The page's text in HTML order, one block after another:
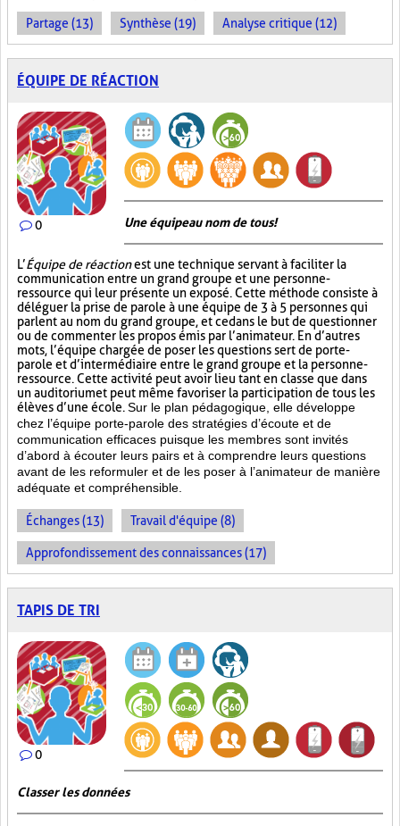
Partage (13) Synthèse (19) Analyse critique (12)
ÉQUIPE DE RÉACTION
0 Une équipe au nom de tous!
L’Équipe de réactionest une technique servant à faciliter la
communication entre un grand groupe et une personne-
ressource qui leur présente un exposé. Cette méthode consiste à
déléguer la prise de parole à une équipe de 3 à 5 personnes qui
parlent au nom du grand groupe, et ce dans le but de questionner
ou de commenter les propos émis par l’animateur. En d’autres
mots, l’équipe chargée de poser les questions sert de porte-
parole et d’intermédiaire entre le grand groupe et la personne-
ressource. Cette activité peut avoir lieu tant en classe que dans
un auditorium et peut même favoriser la participation de tous les
élèves d’une école. Sur le plan pédagogique, elle développe
chez l’équipe porte-parole des stratégies d’écoute et de
communication efficaces puisque les membres sont invités
d’abord à écouter leurs pairs et à comprendre leurs questions
avant de les reformuler et de les poser à l’animateur de manière
adéquate et compréhensible.
Échanges (13) Travail d'équipe (8)
Approfondissement des connaissances (17)
TAPIS DE TRI
0
Classer les données